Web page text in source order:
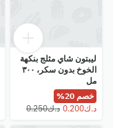
ليبتون شاي مثلج بنكهة
الخوخ بدون سكر، ٣٠٠
مل
خصم 20%